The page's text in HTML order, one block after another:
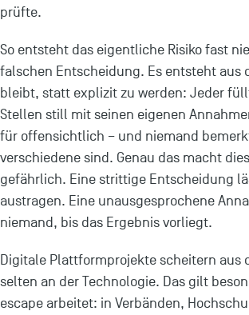
prüfte.
So entsteht das eigentliche Risiko fast
falschen Entscheidung. Es entsteht aus
bleibt, statt explizit zu werden: Jeder
Stellen still mit seinen eigenen
für offensichtlich – und niemand
verschiedene sind. Genau das macht
gefährlich. Eine strittige Entscheidung
austragen. Eine unausgesprochene
niemand, bis das Ergebnis vorliegt.
Digitale Plattformprojekte scheitern aus
selten an der Technologie. Das gilt
escape arbeitet: in Verbänden,